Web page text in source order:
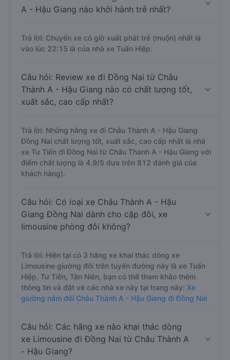
A - Hậu Giang nào khởi hành trễ nhất?
Trả lời: Chuyến xe có giờ xuất phát trễ (muộn) nhất là
vào lúc 22:15 là của nhà xe Tuấn Hiệp.
Câu hỏi: Review xe đi Đồng Nai từ Châu
Thành A - Hậu Giang nào có chất lượng tốt,
xuất sắc, cao cấp nhất?
Trả lời: Những hãng xe đi Châu Thành A - Hậu Giang
Đồng Nai chất lượng tốt, xuất sắc, cao cấp nhất là nhà
xe Tư Tiến đi Đồng Nai từ Châu Thành A - Hậu Giang với
điểm chất lượng là 4.9/5 dựa trên 812 đánh giá của
khách hàng).
Câu hỏi: Có loại xe Châu Thành A - Hậu
Giang Đồng Nai dành cho cặp đôi, xe
limousine phòng đôi không?
Trả lời: Hiện tại có 3 hãng xe khai thác dòng xe
Limousine giường đôi trên tuyến đường này là xe Tuấn
Hiệp, Tư Tiến, Tân Niên, bạn có thể tham khảo thêm
thông tin và đặt vé các nhà xe này tại trang này: Xe
giường nằm đôi Châu Thành A - Hậu Giang đi Đồng Nai
Câu hỏi: Các hãng xe nào khai thác dòng
xe Limousine đi Đồng Nai từ Châu Thành A
- Hậu Giang?